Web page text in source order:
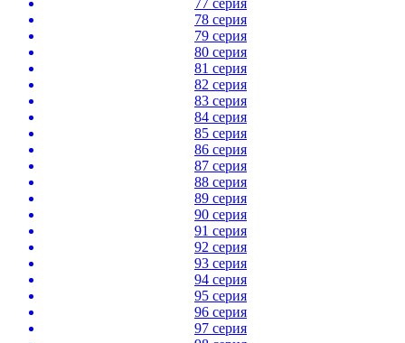
78 серия
79 серия
80 серия
81 серия
82 серия
83 серия
84 серия
85 серия
86 серия
87 серия
88 серия
89 серия
90 серия
91 серия
92 серия
93 серия
94 серия
95 серия
96 серия
97 серия